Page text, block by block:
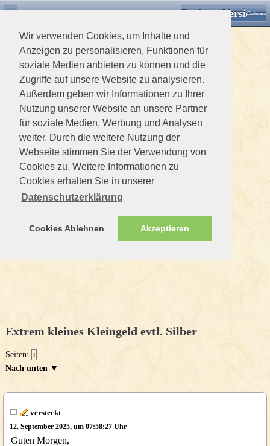
Wir verwenden Cookies, um Inhalte und
Anzeigen zu personalisieren, Funktionen für
soziale Medien anbieten zu können und die
Zugriffe auf unsere Website zu analysieren.
Außerdem geben wir Informationen zu Ihrer
Nutzung unserer Website an unsere Partner
für soziale Medien, Werbung und Analysen
weiter. Durch die weitere Nutzung der
Webseite stimmen Sie der Verwendung von
Cookies zu. Weitere Informationen zu
Cookies erhalten Sie in unserer
Datenschutzerklärung
Cookies Ablehnen Akzeptieren
Desktop VersionEinloggen
Extrem kleines Kleingeld evtl. Silber
Seiten: 1
Nach unten ▼
versteckt
12. September 2025, um 07:58:27 Uhr
Guten Morgen,